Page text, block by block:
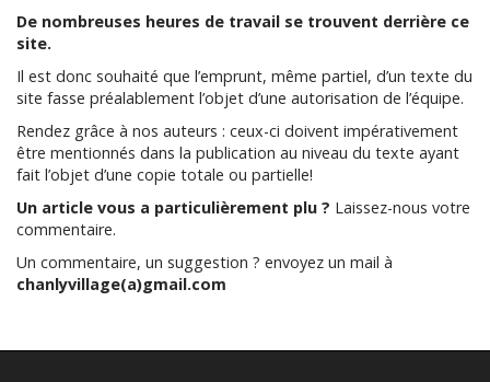
De nombreuses heures de travail se trouvent derrière ce
site.
Il est donc souhaité que l’emprunt, même partiel, d’un texte du
site fasse préalablement l’objet d’une autorisation de l’équipe.
Rendez grâce à nos auteurs : ceux-ci doivent impérativement
être mentionnés dans la publication au niveau du texte ayant
fait l’objet d’une copie totale ou partielle!
Un article vous a particulièrement plu ? Laissez-nous votre
commentaire.
Un commentaire, un suggestion ? envoyez un mail à
chanlyvillage(a)gmail.com